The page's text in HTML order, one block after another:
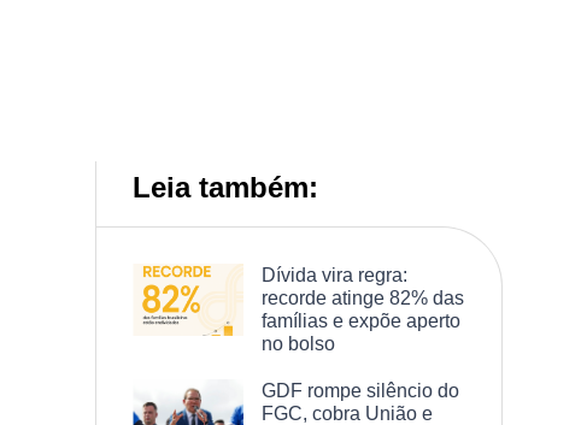
Leia também:
Dívida vira regra:
recorde atinge 82% das
famílias e expõe aperto
no bolso
GDF rompe silêncio do
FGC, cobra União e